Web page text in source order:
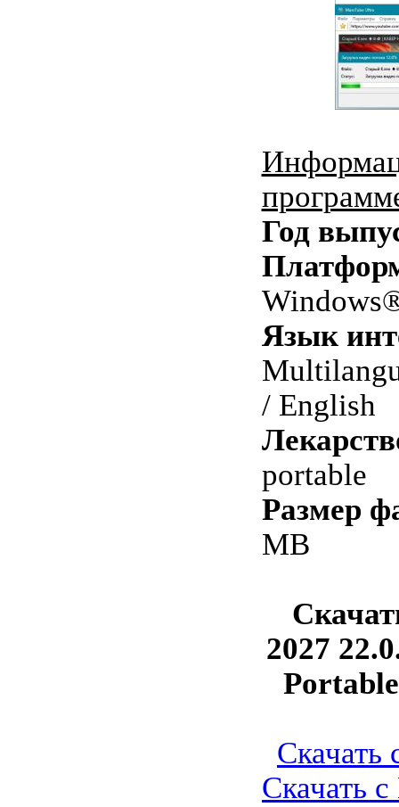
Год
Язык
/ English
portable
Размер
MB
2027
Скачать
Скачать